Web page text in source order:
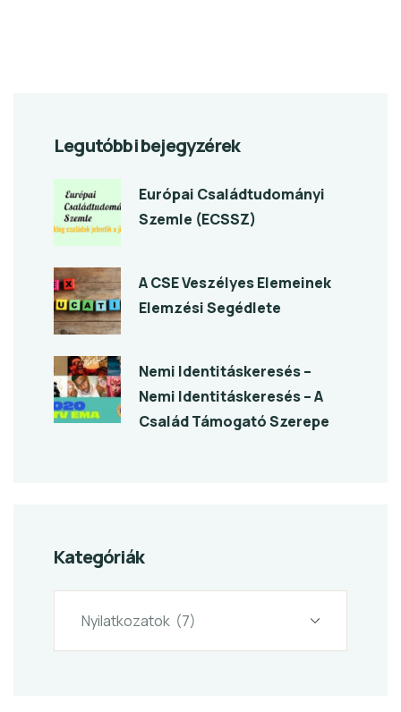
Legutóbbi bejegyzérek
Európai Családtudományi
Szemle (ECSSZ)
A CSE Veszélyes Elemeinek
Elemzési Segédlete
Nemi Identitáskeresés –
Nemi Identitáskeresés – A
Család Támogató Szerepe
Kategóriák